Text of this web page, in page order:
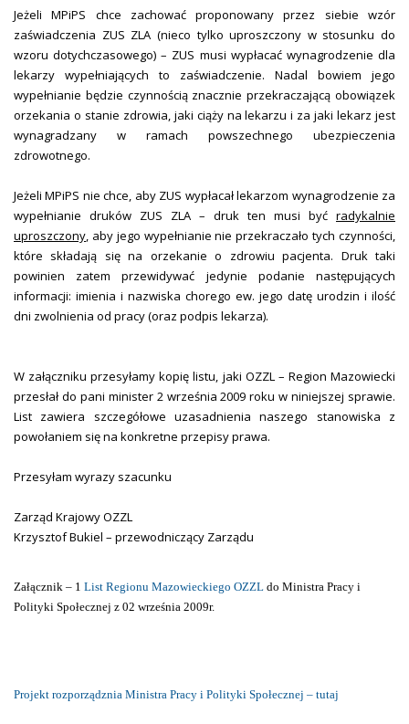
Jeżeli MPiPS chce zachować proponowany przez siebie wzór
zaświadczenia ZUS ZLA (nieco tylko uproszczony w stosunku do
wzoru dotychczasowego) – ZUS musi wypłacać wynagrodzenie dla
lekarzy wypełniających to zaświadczenie. Nadal bowiem jego
wypełnianie będzie czynnością znacznie przekraczającą obowiązek
orzekania o stanie zdrowia, jaki ciąży na lekarzu i za jaki lekarz jest
wynagradzany w ramach powszechnego ubezpieczenia
zdrowotnego.
Jeżeli MPiPS nie chce, aby ZUS wypłacał lekarzom wynagrodzenie za
wypełnianie druków ZUS ZLA – druk ten musi być radykalnie
uproszczony, aby jego wypełnianie nie przekraczało tych czynności,
które składają się na orzekanie o zdrowiu pacjenta. Druk taki
powinien zatem przewidywać jedynie podanie następujących
informacji: imienia i nazwiska chorego ew. jego datę urodzin i ilość
dni zwolnienia od pracy (oraz podpis lekarza).
W załączniku przesyłamy kopię listu, jaki OZZL – Region Mazowiecki
przesłał do pani minister 2 września 2009 roku w niniejszej sprawie.
List zawiera szczegółowe uzasadnienia naszego stanowiska z
powołaniem się na konkretne przepisy prawa.
Przesyłam wyrazy szacunku
Zarząd Krajowy OZZL
Krzysztof Bukiel – przewodniczący Zarządu
Załącznik – 1 List Regionu Mazowieckiego OZZL do Ministra Pracy i
Polityki Społecznej z 02 września 2009r.
Projekt rozporządznia Ministra Pracy i Polityki Społecznej – tutaj